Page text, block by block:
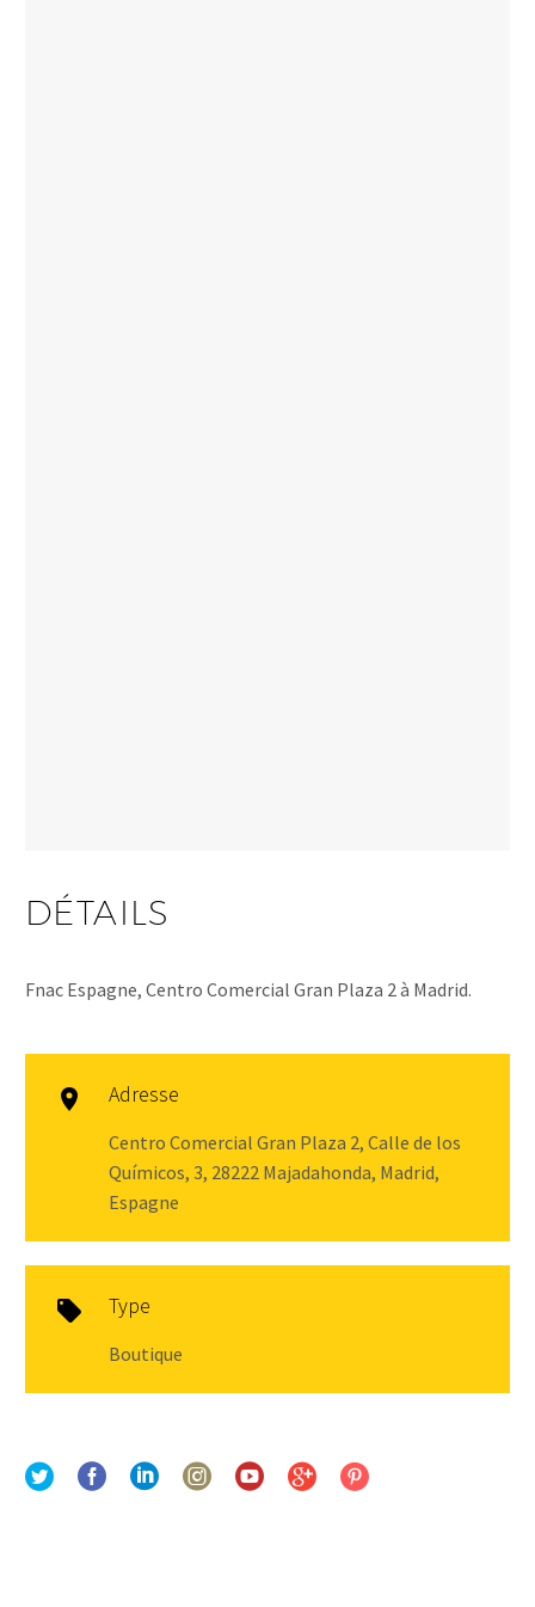
DÉTAILS
Fnac Espagne, Centro Comercial Gran Plaza 2 à Madrid.
 Adresse
Centro Comercial Gran Plaza 2, Calle de los
Químicos, 3, 28222 Majadahonda, Madrid,
Espagne
 Type
Boutique